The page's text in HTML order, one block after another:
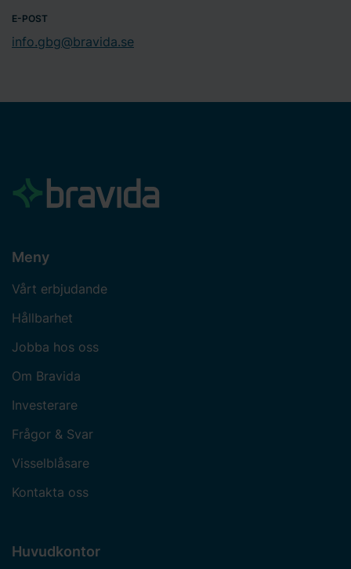
E-POST
info.gbg@bravida.se
Meny
Vårt erbjudande
Hållbarhet
Jobba hos oss
Om Bravida
Investerare
Frågor & Svar
Visselblåsare
Kontakta oss
Huvudkontor